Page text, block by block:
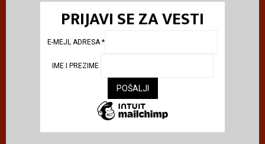
PRIJAVI SE ZA VESTI
E-MEJL ADRESA*
IME I PREZIME